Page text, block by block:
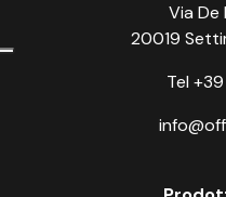
Via De
20019
Tel